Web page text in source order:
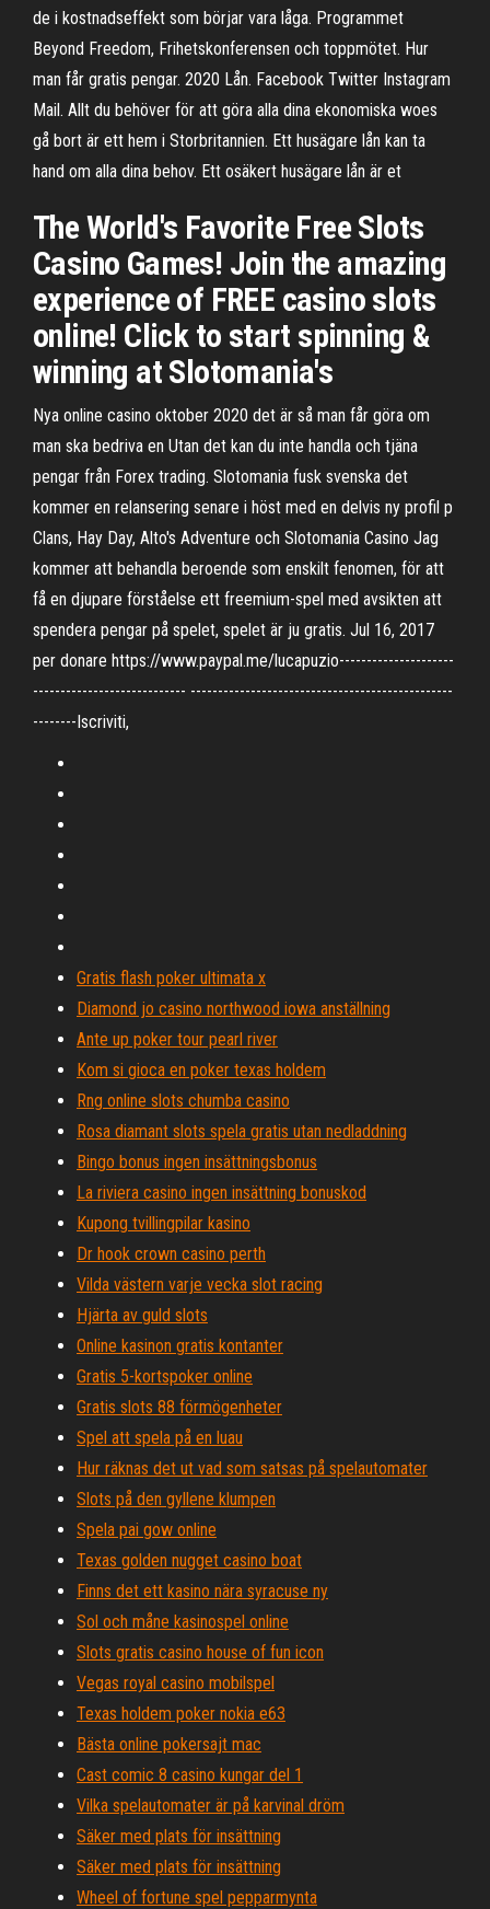
de i kostnadseffekt som börjar vara låga. Programmet
Beyond Freedom, Frihetskonferensen och toppmötet. Hur
man får gratis pengar. 2020 Lån. Facebook Twitter Instagram
Mail. Allt du behöver för att göra alla dina ekonomiska woes
gå bort är ett hem i Storbritannien. Ett husägare lån kan ta
hand om alla dina behov. Ett osäkert husägare lån är et
The World's Favorite Free Slots
Casino Games! Join the amazing
experience of FREE casino slots
online! Click to start spinning &
winning at Slotomania's
Nya online casino oktober 2020 det är så man får göra om
man ska bedriva en Utan det kan du inte handla och tjäna
pengar från Forex trading. Slotomania fusk svenska det
kommer en relansering senare i höst med en delvis ny profil p
Clans, Hay Day, Alto's Adventure och Slotomania Casino Jag
kommer att behandla beroende som enskilt fenomen, för att
få en djupare förståelse ett freemium-spel med avsikten att
spendera pengar på spelet, spelet är ju gratis. Jul 16, 2017
per donare https://www.paypal.me/lucapuzio---------------------
---------------------------- ------------------------------------------------
--------Iscriviti,
Gratis flash poker ultimata x
Diamond jo casino northwood iowa anställning
Ante up poker tour pearl river
Kom si gioca en poker texas holdem
Rng online slots chumba casino
Rosa diamant slots spela gratis utan nedladdning
Bingo bonus ingen insättningsbonus
La riviera casino ingen insättning bonuskod
Kupong tvillingpilar kasino
Dr hook crown casino perth
Vilda västern varje vecka slot racing
Hjärta av guld slots
Online kasinon gratis kontanter
Gratis 5-kortspoker online
Gratis slots 88 förmögenheter
Spel att spela på en luau
Hur räknas det ut vad som satsas på spelautomater
Slots på den gyllene klumpen
Spela pai gow online
Texas golden nugget casino boat
Finns det ett kasino nära syracuse ny
Sol och måne kasinospel online
Slots gratis casino house of fun icon
Vegas royal casino mobilspel
Texas holdem poker nokia e63
Bästa online pokersajt mac
Cast comic 8 casino kungar del 1
Vilka spelautomater är på karvinal dröm
Säker med plats för insättning
Säker med plats för insättning
Wheel of fortune spel pepparmynta